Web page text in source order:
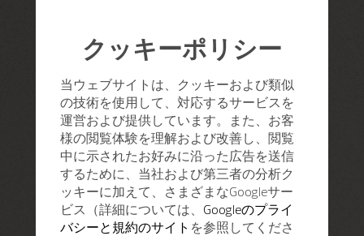
クッキーポリシー
当ウェブサイトは、クッキーおよび類似
の技術を使用して、対応するサービスを
運営および提供しています。また、お客
様の閲覧体験を理解および改善し、閲覧
中に示されたお好みに沿った広告を送信
するために、当社および第三者の分析ク
ッキーに加えて、さまざまなGoogleサー
ビス（詳細については、 Googleのプライ
バシーと規約のサイト を参照してくださ